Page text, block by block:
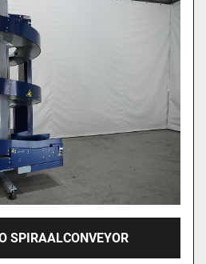
SPIRAALCONVEYOR